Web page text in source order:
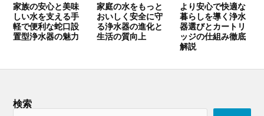
家族の安心と美味
しい水を支える手
軽で便利な蛇口設
置型浄水器の魅力
家庭の水をもっと
おいしく安全に守
る浄水器の進化と
生活の質向上
より安心で快適な
暮らしを導く浄水
器選びとカートリ
ッジの仕組み徹底
解説
検索